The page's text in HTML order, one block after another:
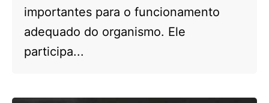
importantes para o funcionamento
adequado do organismo. Ele
participa...